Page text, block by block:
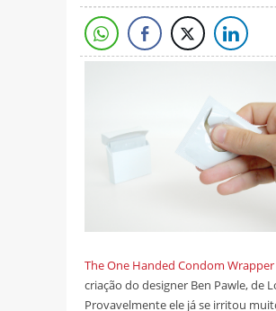
The One Handed Condom Wrapper
criação do designer Ben Pawle, de
Provavelmente ele já se irritou